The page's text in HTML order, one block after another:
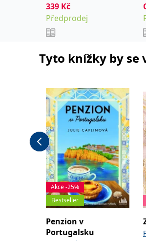
339 Kč
Předprodej
Tyto knížky by
Akce -25%
Bestseller
Penzion v
Portugalsku